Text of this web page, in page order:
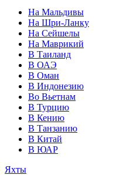
На Мальдивы
На Шри-Ланку
На Сейшелы
На Маврикий
В Таиланд
В ОАЭ
В Оман
В Индонезию
Во Вьетнам
В Турцию
В Кению
В Танзанию
В Китай
В ЮАР
Яхты